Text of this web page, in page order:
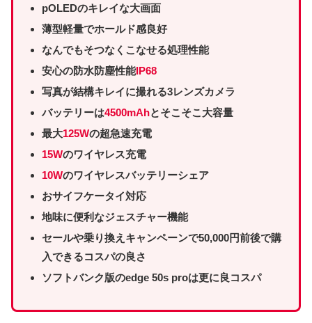
pOLEDのキレイな大画面
薄型軽量でホールド感良好
なんでもそつなくこなせる処理性能
安心の防水防塵性能IP68
写真が結構キレイに撮れる3レンズカメラ
バッテリーは4500mAhとそこそこ大容量
最大125Wの超急速充電
15Wのワイヤレス充電
10Wのワイヤレスバッテリーシェア
おサイフケータイ対応
地味に便利なジェスチャー機能
セールや乗り換えキャンペーンで50,000円前後で購
入できるコスパの良さ
ソフトバンク版のedge 50s proは更に良コスパ